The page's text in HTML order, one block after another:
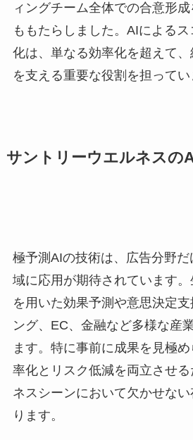
ィングチーム全体での合意形
ももたらしました。AIによる
化は、単なる効率化を超えて
を支える重要な役割を担ってい
サントリーウエルネスの
極予測AIの技術は、広告分野
域に応用が期待されています
を用いた効果予測や意思決定
ング、EC、金融など多様な産
ます。特に事前に成果を見極
率化とリスク低減を両立させ
ネスシーンにおいて欠かせな
ります。